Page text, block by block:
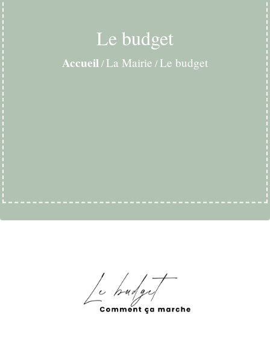
Le budget
Accueil/La Mairie /Le budget